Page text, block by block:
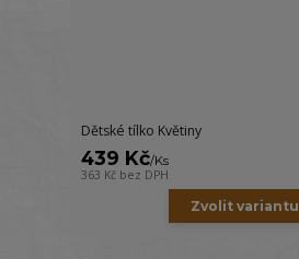
Dětské tílko Květiny
439 Kč/Ks
363 Kč bez DPH
Zvolit variantu